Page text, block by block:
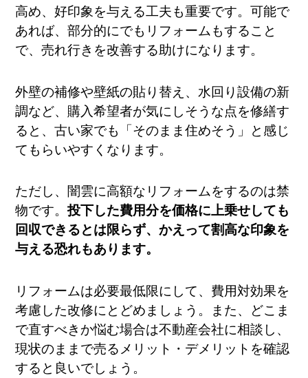
高め、好印象を与える工夫も重要です​。可能で
あれば、部分的にでもリフォームもすること
で、売れ行きを改善する助けになります。
外壁の補修や壁紙の貼り替え、水回り設備の新
調など、購入希望者が気にしそうな点を修繕す
ると、古い家でも「そのまま住めそう」と感じ
てもらいやすくなります。
ただし、闇雲に高額なリフォームをするのは禁
物です​。投下した費用分を価格に上乗せしても
回収できるとは限らず、かえって割高な印象を
与える恐れもあります。
リフォームは必要最低限にして、費用対効果を
考慮した改修にとどめましょう。また、どこま
で直すべきか悩む場合は不動産会社に相談し、
現状のままで売るメリット・デメリットを確認
すると良いでしょう。